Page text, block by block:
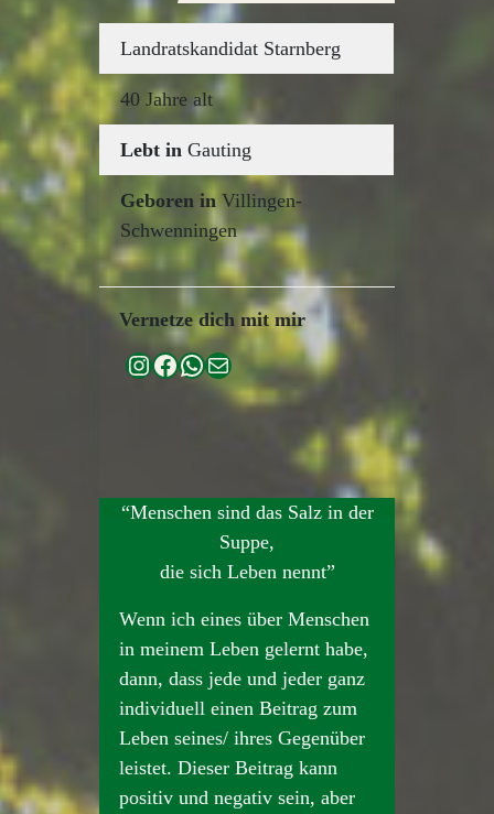
Landratskandidat Starnberg
40 Jahre alt
Lebt inGauting
Geboren inVillingen-
Schwenningen
Vernetze dich mit mir
InstagramFacebook WhatsApp E-Mail
“Menschen sind das Salz in der
Suppe,
die sich Leben nennt”
Wenn ich eines über Menschen
in meinem Leben gelernt habe,
dann, dass jede und jeder ganz
individuell einen Beitrag zum
Leben seines/ ihres Gegenüber
leistet. Dieser Beitrag kann
positiv und negativ sein, aber